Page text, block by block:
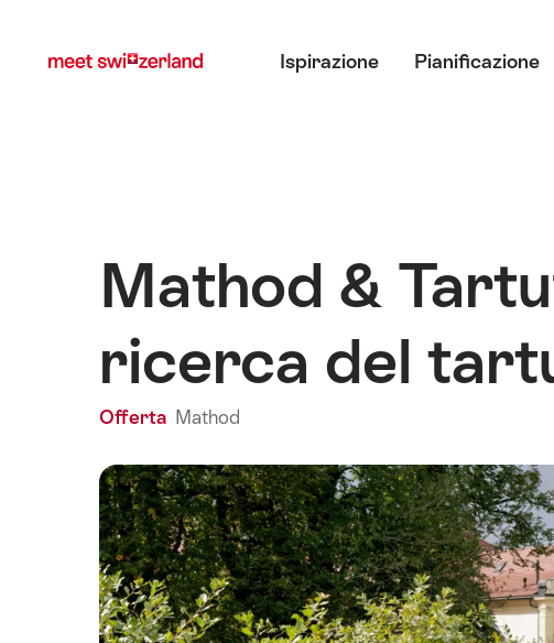
myswitzerland.com
Ispirazione Pianificazione
Mathod &
ricerca del
Offerta Mathod